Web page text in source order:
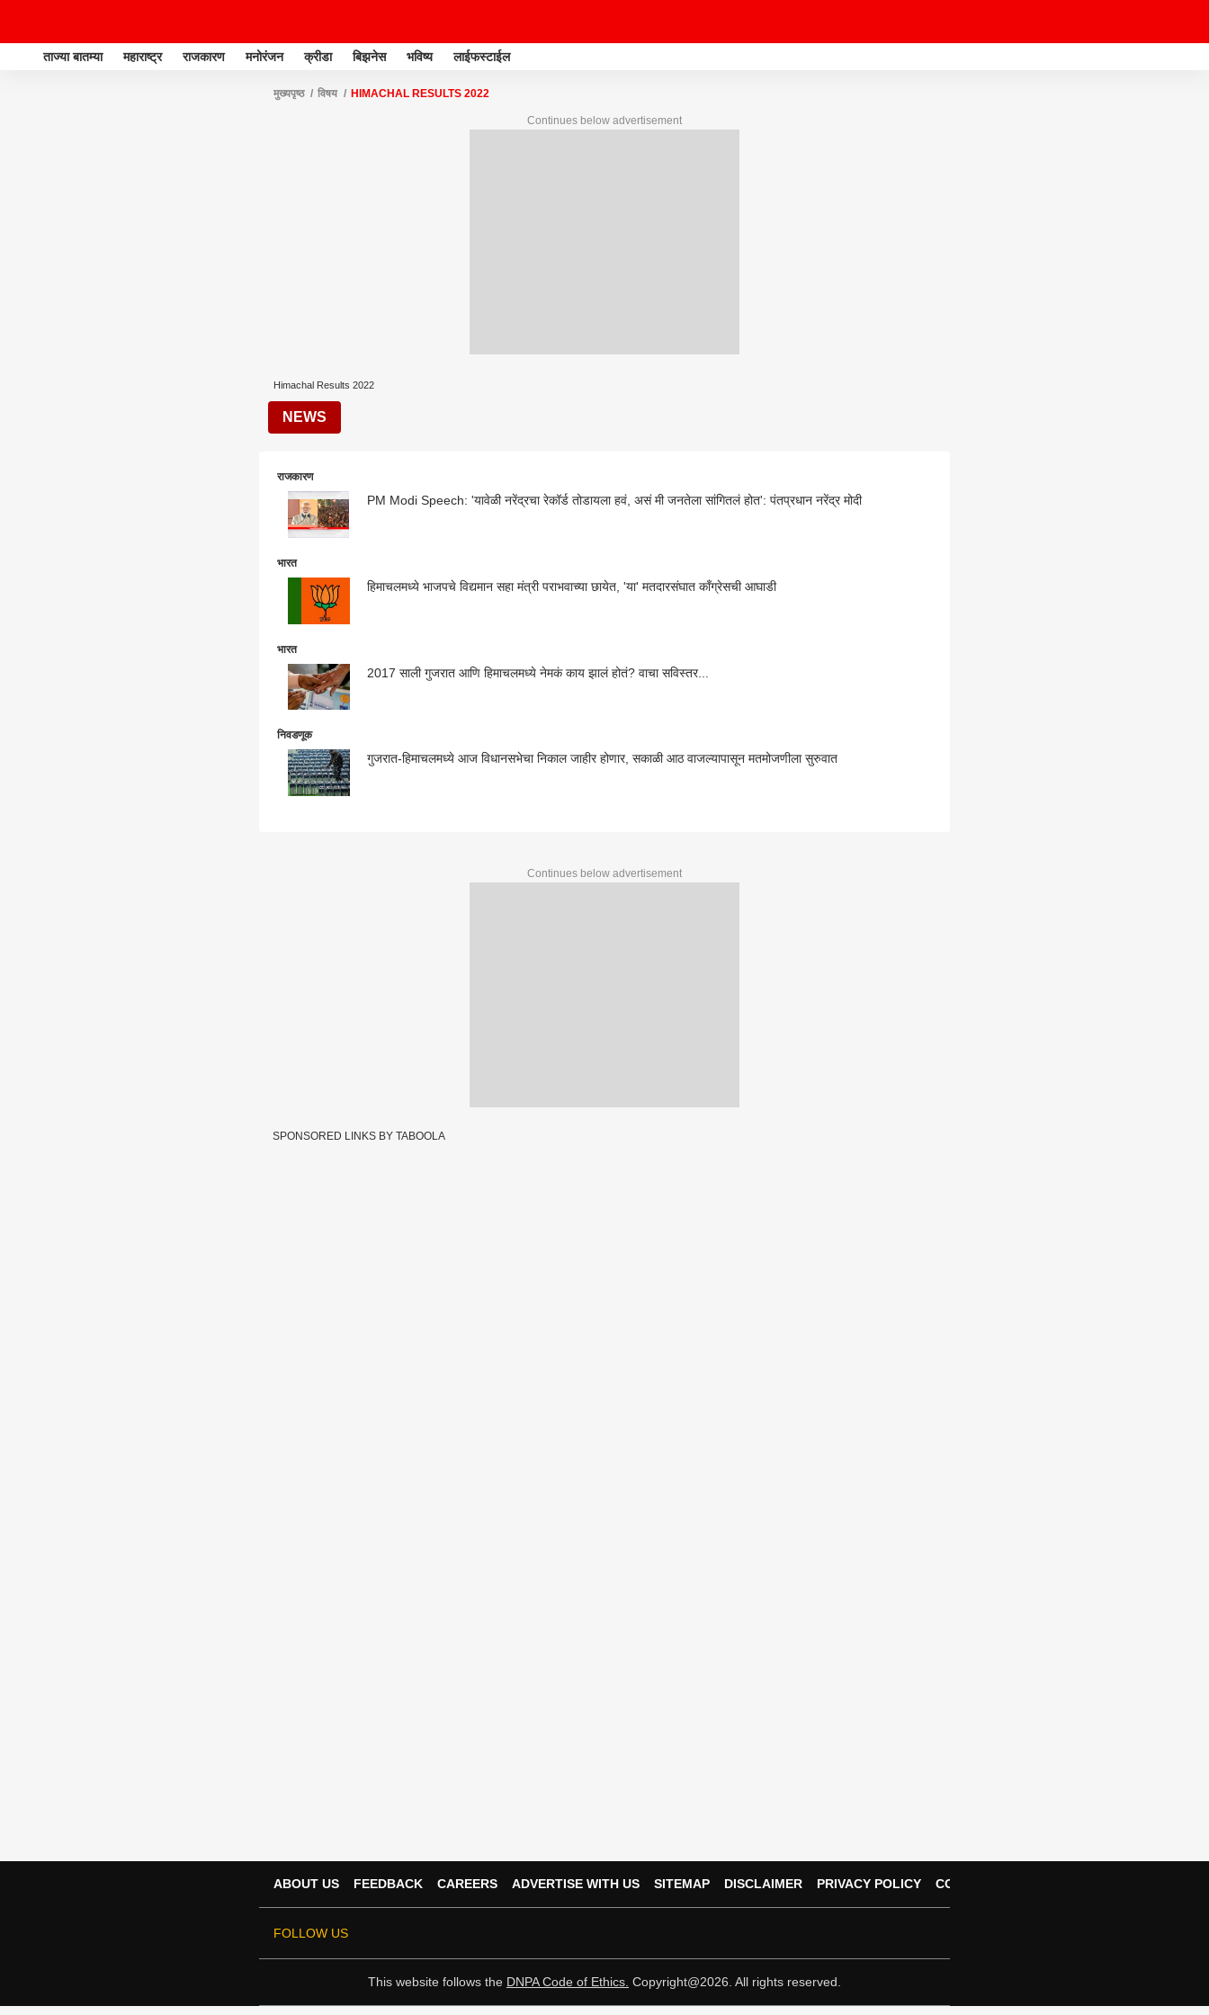
ताज्या बातम्या महाराष्ट्र राजकारण मनोरंजन क्रीडा बिझनेस भविष्य लाईफस्टाईल
मुख्यपृष्ठ विषय HIMACHAL RESULTS 2022
Continues below advertisement
Himachal Results 2022
NEWS
राजकारण
PM Modi Speech: 'यावेळी नरेंद्रचा रेकॉर्ड तोडायला हवं, असं मी जनतेला सांगितलं होत': पंतप्रधान नरेंद्र मोदी
भारत
हिमाचलमध्ये भाजपचे विद्यमान सहा मंत्री पराभवाच्या छायेत, 'या' मतदारसंघात काँग्रेसची आघाडी
भारत
2017 साली गुजरात आणि हिमाचलमध्ये नेमकं काय झालं होतं? वाचा सविस्तर...
निवडणूक
गुजरात-हिमाचलमध्ये आज विधानसभेचा निकाल जाहीर होणार, सकाळी आठ वाजल्यापासून मतमोजणीला सुरुवात
Continues below advertisement
SPONSORED LINKS BY TABOOLA
ABOUT US FEEDBACK CAREERS ADVERTISE WITH US SITEMAP DISCLAIMER PRIVACY POLICY CONTACT US
FOLLOW US
This website follows the DNPA Code of Ethics. Copyright@2026. All rights reserved.